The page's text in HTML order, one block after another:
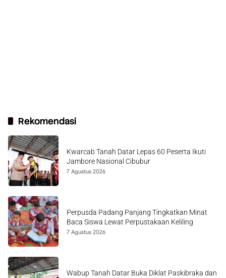
Rekomendasi
Kwarcab Tanah Datar Lepas 60 Peserta Ikuti
Jambore Nasional Cibubur
7 Agustus 2026
Perpusda Padang Panjang Tingkatkan Minat
Baca Siswa Lewat Perpustakaan Keliling
7 Agustus 2026
Wabup Tanah Datar Buka Diklat Paskibraka dan